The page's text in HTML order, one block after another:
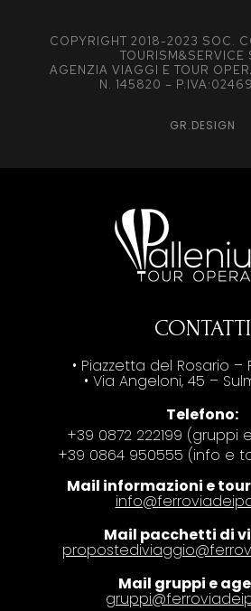
COPYRIGHT 2018-2023 SOC.
TOURISM&SERVICE
AGENZIA VIAGGI E TOUR
N. 145820 –
GR.DESIGN
CONTATTI
• Piazzetta del Rosario –
• Via Angeloni, 45 –
Telefono:
+39 0872 222199
+39 0864 950555 (info e
Mail informazioni e
Mail pacchetti di
Mail gruppi e